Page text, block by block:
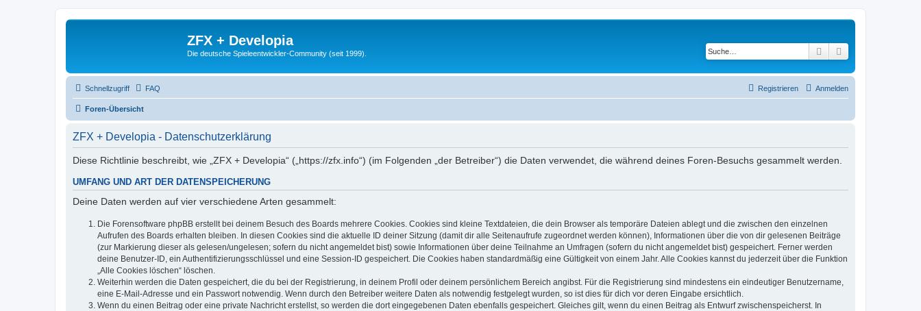
ZFX + Developia
Die deutsche Spieleentwickler-Community (seit 1999). Suche
Schnellzugriff FAQ Anmelden
Registrieren
Foren-Übersicht
ZFX + Developia - Datenschutzerklärung
Diese Richtlinie beschreibt, wie „ZFX + Developia“ („https://zfx.info“) (im Folgenden „der Betreiber“) die Daten verwendet, die während deines Foren-Besuchs gesammelt werden.
UMFANG UND ART DER DATENSPEICHERUNG
Deine Daten werden auf vier verschiedene Arten gesammelt:
Die Forensoftware phpBB erstellt bei deinem Besuch des Boards mehrere Cookies. Cookies sind kleine Textdateien, die dein Browser als temporäre Dateien ablegt und die zwischen den einzelnen
Aufrufen des Boards erhalten bleiben. In diesen Cookies sind die aktuelle ID deiner Sitzung (damit dir alle Seitenaufrufe zugeordnet werden können), Informationen über die von dir gelesenen Beiträge
(zur Markierung dieser als gelesen/ungelesen; sofern du nicht angemeldet bist) sowie Informationen über deine Teilnahme an Umfragen (sofern du nicht angemeldet bist) gespeichert. Ferner werden
deine Benutzer-ID, ein Authentifizierungsschlüssel und eine Session-ID gespeichert. Die Cookies haben standardmäßig eine Gültigkeit von einem Jahr. Alle Cookies kannst du jederzeit über die Funktion
„Alle Cookies löschen“ löschen.
Weiterhin werden die Daten gespeichert, die du bei der Registrierung, in deinem Profil oder deinem persönlichem Bereich angibst. Für die Registrierung sind mindestens ein eindeutiger Benutzername,
eine E-Mail-Adresse und ein Passwort notwendig. Wenn durch den Betreiber weitere Daten als notwendig festgelegt wurden, so ist dies für dich vor deren Eingabe ersichtlich.
Wenn du einen Beitrag oder eine private Nachricht erstellst, so werden die dort eingegebenen Daten ebenfalls gespeichert. Gleiches gilt, wenn du einen Beitrag als Entwurf zwischenspeicherst. In